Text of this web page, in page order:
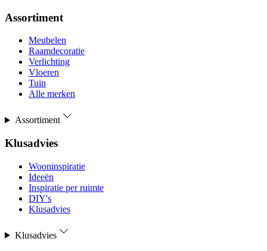
Assortiment
Meubelen
Raamdecoratie
Verlichting
Vloeren
Tuin
Alle merken
Assortiment
Klusadvies
Wooninspiratie
Ideeën
Inspiratie per ruimte
DIY's
Klusadvies
Klusadvies